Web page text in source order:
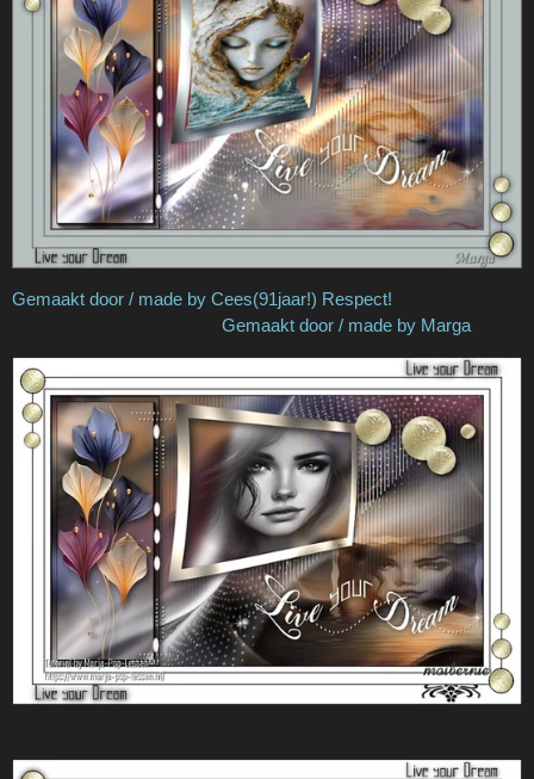
Gemaakt door / made by Cees(91jaar!) Respect!
Gemaakt door / made by Marga